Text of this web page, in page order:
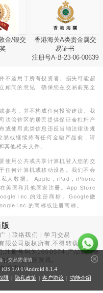
金/银交
香港海关A类贵金属交
易证书
注册号A-B-23-06-00639
不适用于所有投资者。损失可能超
顾问的意见，确保您在交易前完全
参考，并不构成任何投资建议。我
法管辖区的居民提供保证金杠杆产
或使用此类信息违反当地法律法规
或继续持有任何金融产品前，请
其他相关文件。
使用公共或共享计算机登入您的交
任何计算机或移动设备。我们不会
人数据。 Apple，iPad，iPhone
美国和其他国家注册。App Store
Inc.的注册商标。Google徽
Inc.的商标或注册商标。
|联络我们 |学习交易
限公司版权所有,不得转载
,注册号码为1660574,产品面向全
为香港地区资讯。
需谨慎。
，交易需谨慎
iOS 1.0.0/Android 6.1.4
限 | 隐私政策 | 客户协议 | 功能介绍